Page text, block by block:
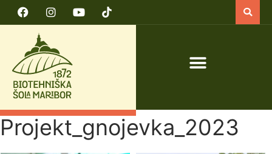
Projekt_gnojevka_2023